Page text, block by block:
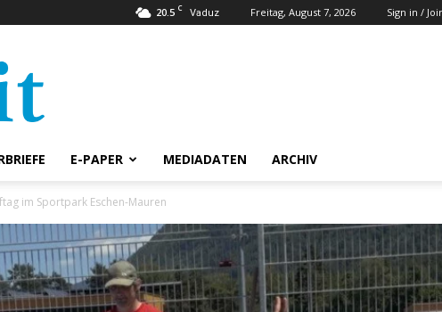
20.5 C Vaduz Freitag, August 7, 2026 Sign in /
E-PAPER MEDIADATEN ARCHIV
im Sportpark Eschen-Mauren